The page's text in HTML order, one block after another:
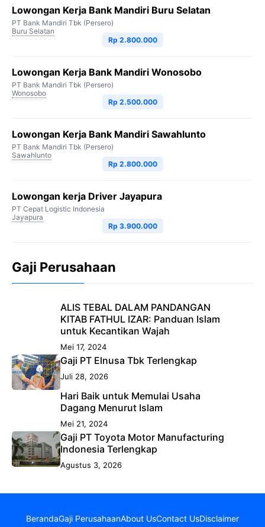
Lowongan Kerja Bank Mandiri Buru Selatan
PT Bank Mandiri Tbk (Persero)
Buru Selatan
Rp 2.800.000
Lowongan Kerja Bank Mandiri Wonosobo
PT Bank Mandiri Tbk (Persero)
Wonosobo
Rp 2.500.000
Lowongan Kerja Bank Mandiri Sawahlunto
PT Bank Mandiri Tbk (Persero)
Sawahlunto
Rp 2.800.000
Lowongan kerja Driver Jayapura
PT Cepat Logistic Indonesia
Jayapura
Rp 3.900.000
Gaji Perusahaan
ALIS TEBAL DALAM PANDANGAN
KITAB FATHUL IZAR: Panduan Islam
untuk Kecantikan Wajah
Mei 17, 2024
Gaji PT Elnusa Tbk Terlengkap
Juli 28, 2026
Hari Baik untuk Memulai Usaha
Dagang Menurut Islam
Mei 21, 2024
Gaji PT Toyota Motor Manufacturing
Indonesia Terlengkap
Agustus 3, 2026
BerandaGaji PerusahaanAbout UsContact UsDisclaimer